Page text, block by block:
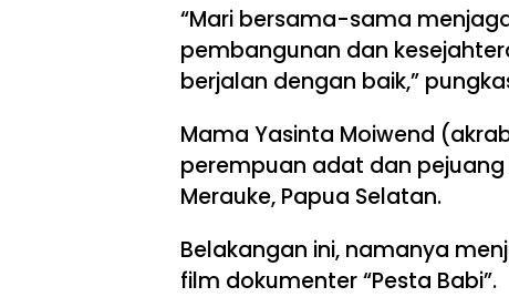
“Mari bersama-sama
pembangunan dan
berjalan dengan baik,”
Mama Yasinta Moiwend
perempuan adat dan
Merauke, Papua Selatan.
Belakangan ini, namanya
film dokumenter “Pesta Babi”.